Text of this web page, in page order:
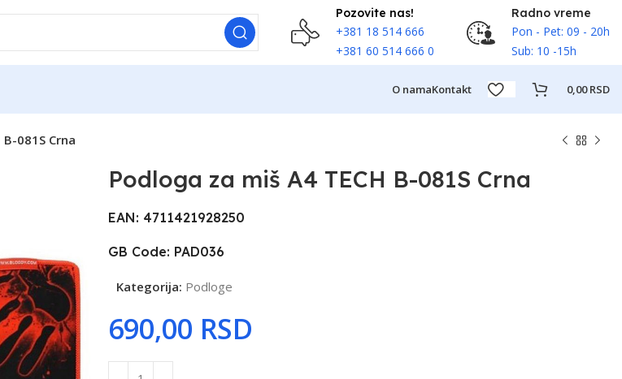
Pozovite nas!
+381 18 514 666
+381 60 514 666 0
Radno vreme
Pon - Pet: 09 - 20h
Sub: 10 -15h
O namaKontakt 0,00RSD
081S Crna
Podloga za miš A4 TECH B-081S Crna
EAN: 4711421928250
GB Code: PAD036
Kategorija: Podloge
RSD